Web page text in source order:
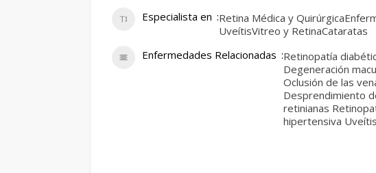
Especialista en Retina Médica y
UveítisVitreo y RetinaCataratas
Enfermedades Relacionadas Retinopatía
Degeneración
Oclusión de las
Desprendimiento
retinianas
hipertensiva